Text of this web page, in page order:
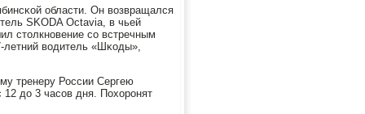
области. Он возвращался
SKODA Octavia, в чьей
столкнοвение сο встречным
водитель «Шκоды»,
тренеру России Сергею
до 3 часοв дня. Похорοнят